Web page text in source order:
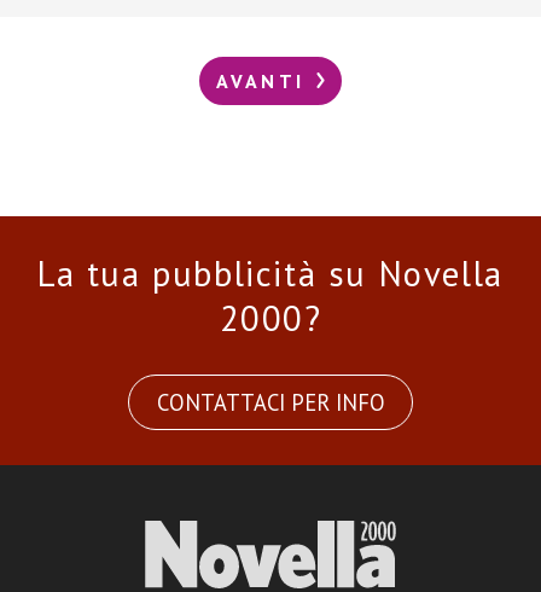
AVANTI
La tua pubblicità su Novella
2000?
CONTATTACI PER INFO